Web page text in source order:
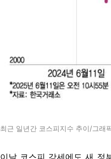
최근 일년간 코스피지수 추이/그래
이날 코스피 강세에도 새 정